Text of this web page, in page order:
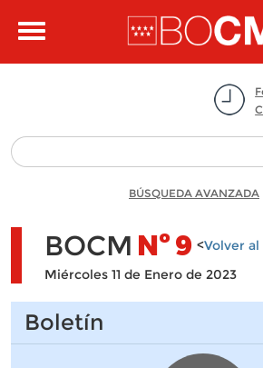
Toggle
BÚSQUEDA AVANZADA
BOCM Nº9 <Volver
Miércoles 11 de Enero de 2023
Boletín